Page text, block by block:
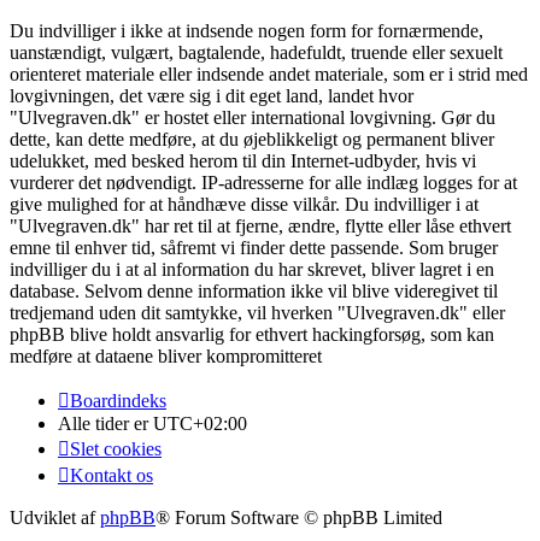
Du indvilliger i ikke at indsende nogen form for fornærmende,
uanstændigt, vulgært, bagtalende, hadefuldt, truende eller sexuelt
orienteret materiale eller indsende andet materiale, som er i strid med
lovgivningen, det være sig i dit eget land, landet hvor
"Ulvegraven.dk" er hostet eller international lovgivning. Gør du
dette, kan dette medføre, at du øjeblikkeligt og permanent bliver
udelukket, med besked herom til din Internet-udbyder, hvis vi
vurderer det nødvendigt. IP-adresserne for alle indlæg logges for at
give mulighed for at håndhæve disse vilkår. Du indvilliger i at
"Ulvegraven.dk" har ret til at fjerne, ændre, flytte eller låse ethvert
emne til enhver tid, såfremt vi finder dette passende. Som bruger
indvilliger du i at al information du har skrevet, bliver lagret i en
database. Selvom denne information ikke vil blive videregivet til
tredjemand uden dit samtykke, vil hverken "Ulvegraven.dk" eller
phpBB blive holdt ansvarlig for ethvert hackingforsøg, som kan
medføre at dataene bliver kompromitteret
Boardindeks
Alle tider erUTC+02:00
Slet cookies
Kontakt os
Udviklet afphpBB® Forum Software © phpBB Limited